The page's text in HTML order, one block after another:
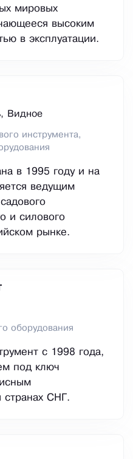
мировых
высоким
в эксплуатации.
Видное
инструмента,
в 1995 году и на
ведущим
и силового
рынке.
оборудования
с 1998 года,
под ключ
СНГ.